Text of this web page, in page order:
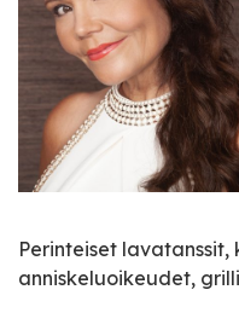
Perinteiset lavatanssit,
anniskeluoikeudet,